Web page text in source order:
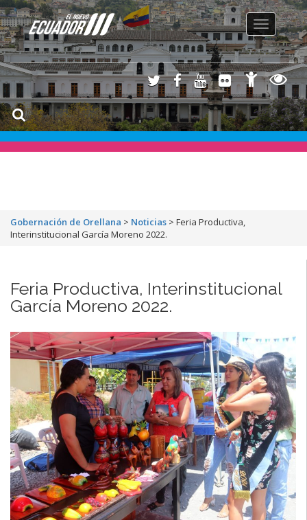
Toggle
navigation
Gobernación de Orellana > Noticias > Feria Productiva,
Interinstitucional García Moreno 2022.
Feria Productiva, Interinstitucional
García Moreno 2022.